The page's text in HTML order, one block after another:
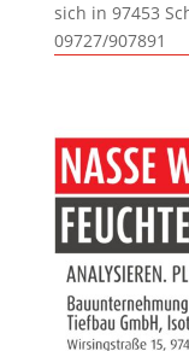
sich in 97453
09727/907891